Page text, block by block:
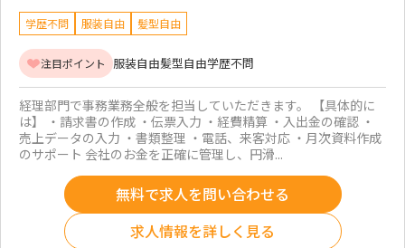
学歴不問 服装自由 髪型自由
注目ポイント 服装自由髪型自由学歴不問
経理部門で事務業務全般を担当していただきます。 【具体的に
は】 ・請求書の作成 ・伝票入力 ・経費精算 ・入出金の確認 ・
売上データの入力 ・書類整理 ・電話、来客対応 ・月次資料作成
のサポート 会社のお金を正確に管理し、円滑...
無料で求人を問い合わせる
求人情報を詳しく見る